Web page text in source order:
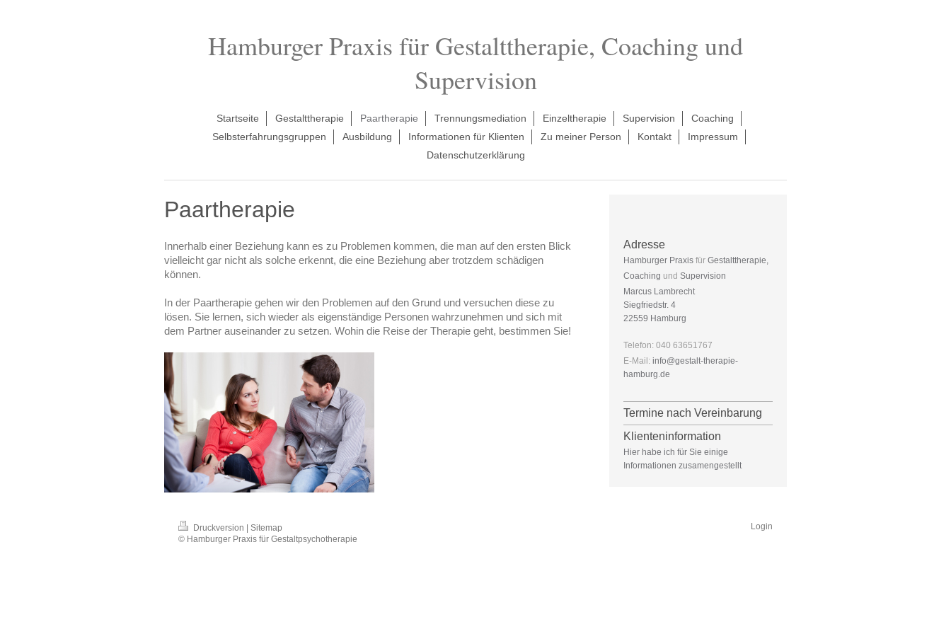
Hamburger Praxis für Gestalttherapie, Coaching und
Supervision
Startseite Gestalttherapie Paartherapie Trennungsmediation Einzeltherapie Supervision
Coaching
Selbsterfahrungsgruppen
Ausbildung Informationen für Klienten Zu meiner Person Kontakt
Impressum
Datenschutzerklärung
Paartherapie
Innerhalb einer Beziehung kann es zu Problemen kommen, die man auf den ersten Blick
vielleicht gar nicht als solche erkennt, die eine Beziehung aber trotzdem schädigen
können.
In der Paartherapie gehen wir den Problemen auf den Grund und versuchen diese zu
lösen. Sie lernen, sich wieder als eigenständige Personen wahrzunehmen und sich mit
dem Partner auseinander zu setzen. Wohin die Reise der Therapie geht, bestimmen Sie!
Adresse
Hamburger Praxis fürGestalttherapie,
Coaching undSupervision
Marcus Lambrecht
Siegfriedstr. 4
22559 Hamburg
Telefon: 040 63651767
E-Mail:info@gestalt-therapie-
hamburg.de
Termine nach Vereinbarung
Klienteninformation
Hier habe ich für Sie einige
Informationen zusamengestellt
Druckversion
Sitemap
© Hamburger Praxis für Gestaltpsychotherapie
Login